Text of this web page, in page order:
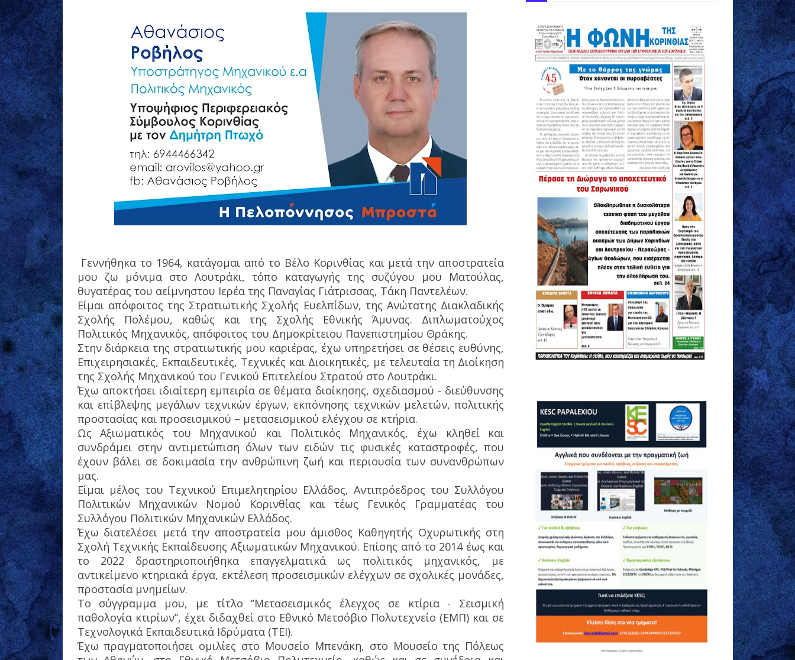
Γεννήθηκα το 1964, κατάγομαι από το Βέλο Κορινθίας και μετά την αποστρατεία
μου ζω μόνιμα στο Λουτράκι, τόπο καταγωγής της συζύγου μου Ματούλας,
θυγατέρας του αείμνηστου Ιερέα της Παναγίας Γιάτρισσας, Τάκη Παντελέων.
Είμαι απόφοιτος της Στρατιωτικής Σχολής Ευελπίδων, της Ανώτατης Διακλαδικής
Σχολής Πολέμου, καθώς και της Σχολής Εθνικής Άμυνας. Διπλωματούχος
Πολιτικός Μηχανικός, απόφοιτος του Δημοκρίτειου Πανεπιστημίου Θράκης.
Στην διάρκεια της στρατιωτικής μου καριέρας, έχω υπηρετήσει σε θέσεις ευθύνης,
Επιχειρησιακές, Εκπαιδευτικές, Τεχνικές και Διοικητικές, με τελευταία τη Διοίκηση
της Σχολής Μηχανικού του Γενικού Επιτελείου Στρατού στο Λουτράκι.
Έχω αποκτήσει ιδιαίτερη εμπειρία σε θέματα διοίκησης, σχεδιασμού - διεύθυνσης
και επίβλεψης μεγάλων τεχνικών έργων, εκπόνησης τεχνικών μελετών, πολιτικής
προστασίας και προσεισμικού – μετασεισμικού ελέγχου σε κτήρια.
Ως Αξιωματικός του Μηχανικού και Πολιτικός Μηχανικός, έχω κληθεί και
συνδράμει στην αντιμετώπιση όλων των ειδών τις φυσικές καταστροφές, που
έχουν βάλει σε δοκιμασία την ανθρώπινη ζωή και περιουσία των συνανθρώπων
μας.
Είμαι μέλος του Τεχνικού Επιμελητηρίου Ελλάδος, Αντιπρόεδρος του Συλλόγου
Πολιτικών Μηχανικών Νομού Κορινθίας και τέως Γενικός Γραμματέας του
Συλλόγου Πολιτικών Μηχανικών Ελλάδος.
Έχω διατελέσει μετά την αποστρατεία μου άμισθος Καθηγητής Οχυρωτικής στη
Σχολή Τεχνικής Εκπαίδευσης Αξιωματικών Μηχανικού. Επίσης από το 2014 έως και
το 2022 δραστηριοποιήθηκα επαγγελματικά ως πολιτικός μηχανικός, με
αντικείμενο κτηριακά έργα, εκτέλεση προσεισμικών ελέγχων σε σχολικές μονάδες,
προστασία μνημείων.
Το σύγγραμμα μου, με τίτλο ‘’Μετασεισμικός έλεγχος σε κτίρια - Σεισμική
παθολογία κτιρίων’’, έχει διδαχθεί στο Εθνικό Μετσόβιο Πολυτεχνείο (ΕΜΠ) και σε
Τεχνολογικά Εκπαιδευτικά Ιδρύματα (ΤΕΙ).
Έχω πραγματοποιήσει ομιλίες στο Μουσείο Μπενάκη, στο Μουσείο της Πόλεως